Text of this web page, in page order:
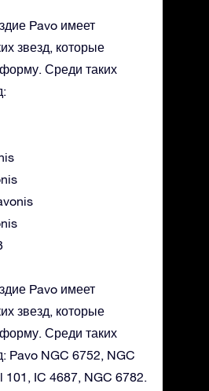
Pavo имеет
звезд, которые
Среди таких
Pavo имеет
звезд, которые
Среди таких
Pavo NGC 6752, NGC
101, IC 4687, NGC 6782.